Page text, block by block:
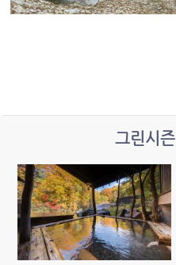
그린시즌